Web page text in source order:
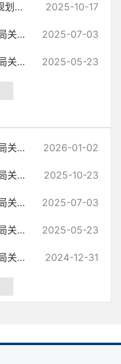
《天门市“十五五”矿产资源规划》编制项目询价成交结果公示 2025-10-17
天门市自然资源和城乡建设局关于2025年第二季度矿业权出让成交更新情况... 2025-07-03
天门市自然资源和城乡建设局关于2025年第一季度矿业权出让更新情况的说明 2025-05-23
天门市自然资源和城乡建设局关于2025年第四季度矿业权出让更新情况的说明 2026-01-02
天门市自然资源和城乡建设局关于2025年第三季度矿业权出让更新情况的说明 2025-10-23
天门市自然资源和城乡建设局关于2025年第二季度矿业权出让更新情况的说明 2025-07-03
天门市自然资源和城乡建设局关于2025年第一季度矿业权出让更新情况的说明 2025-05-23
天门市自然资源和城乡建设局关于2024年第四季度矿业权审批更新情况的说明 2024-12-31